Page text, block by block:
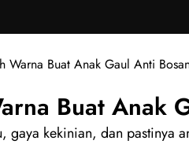
Buat Anak
gaya kekinian, dan pastinya